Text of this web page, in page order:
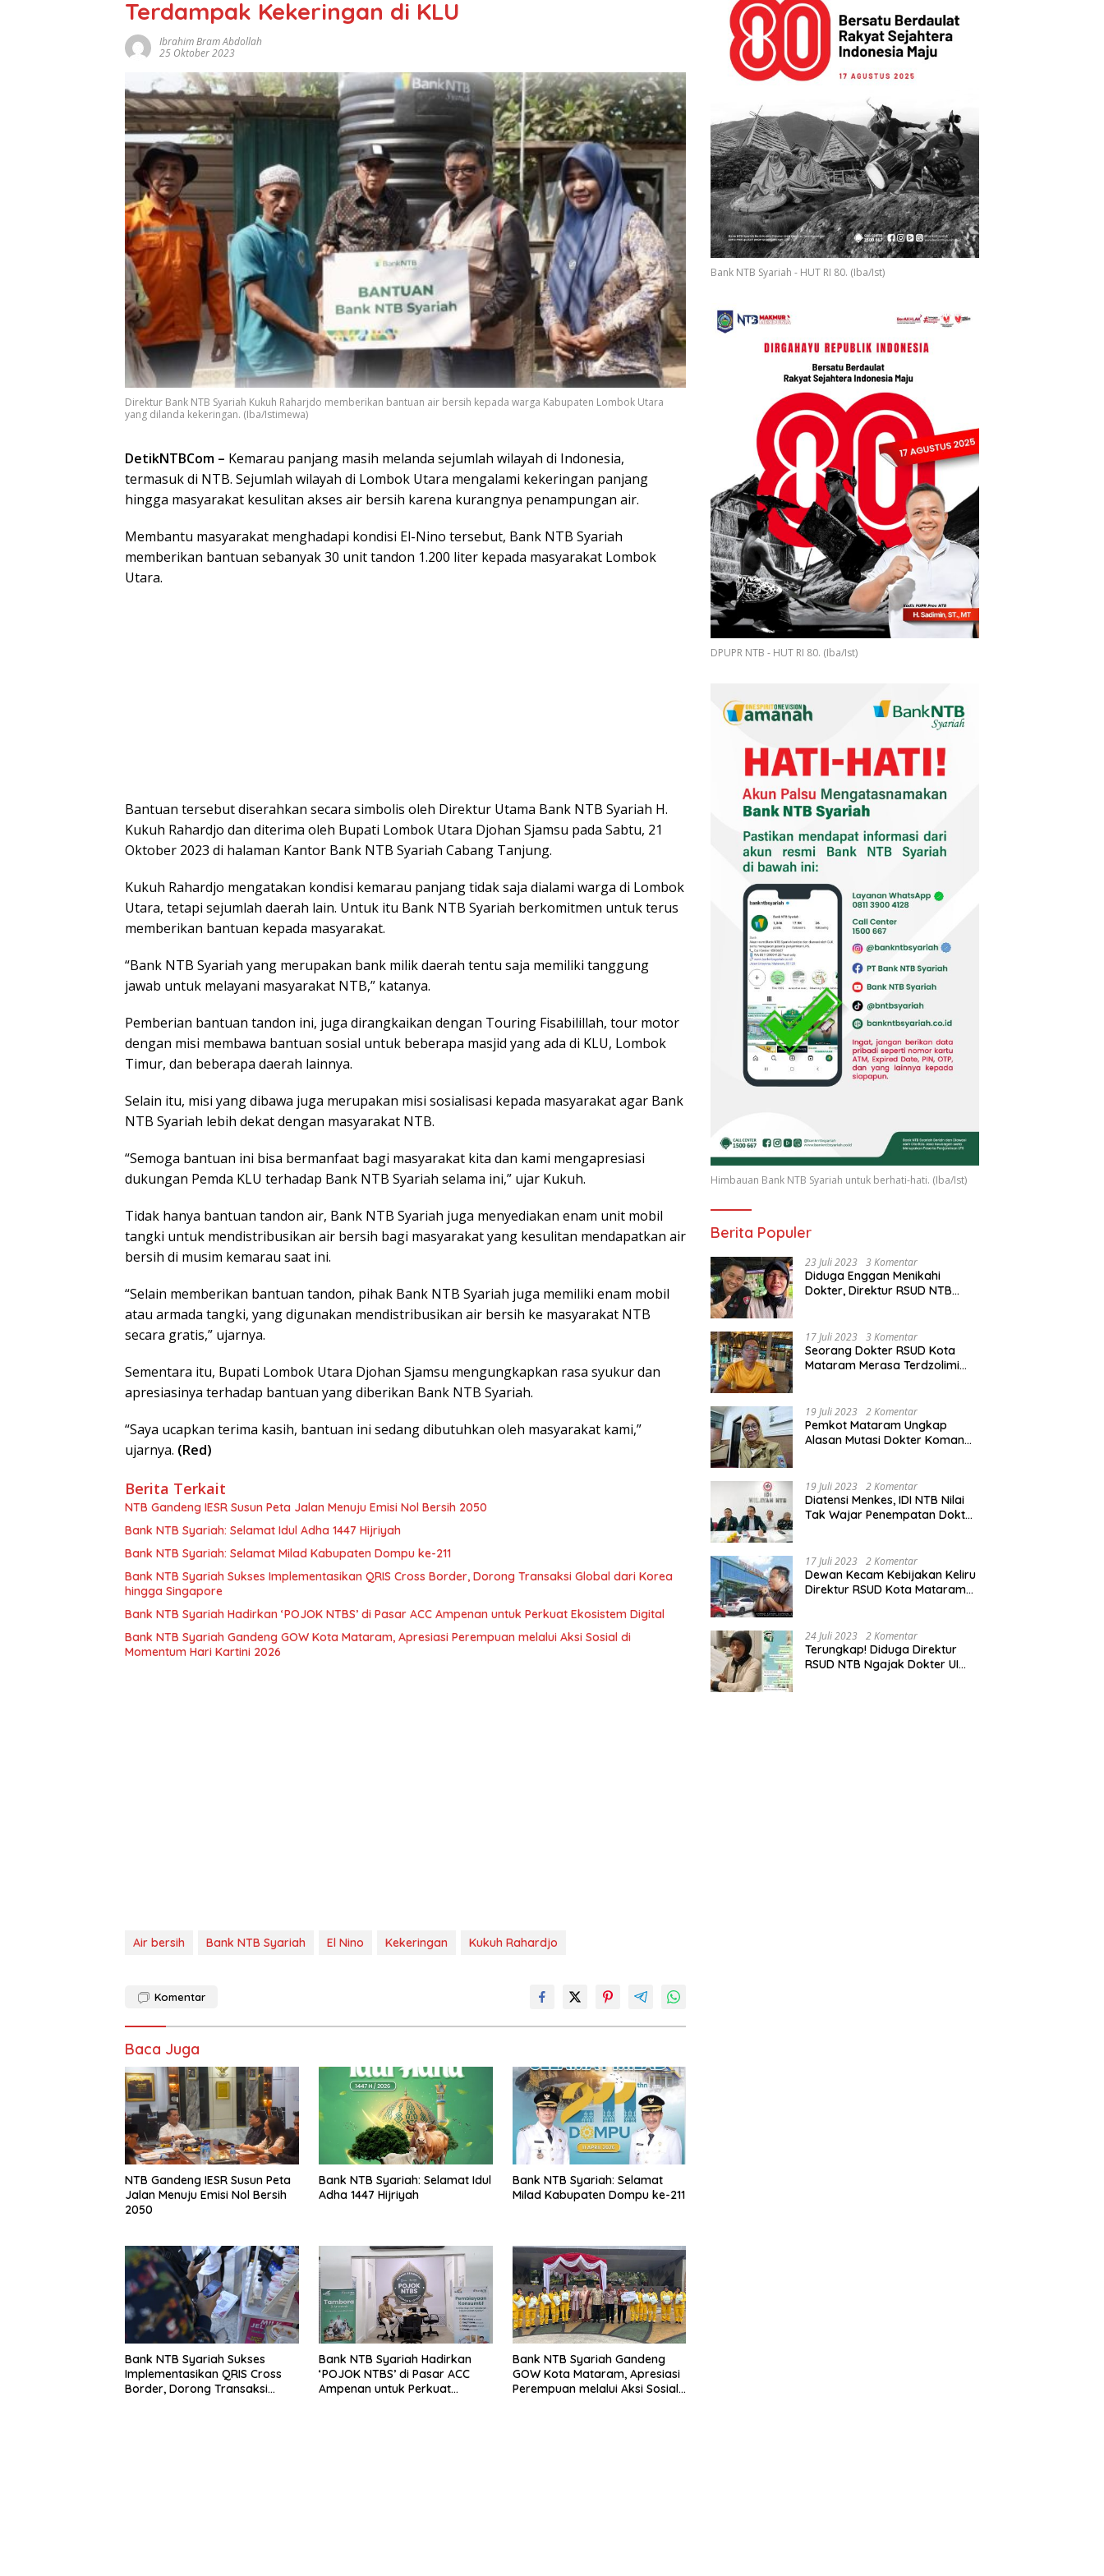
Terdampak Kekeringan di KLU
Ibrahim Bram Abdollah
25 Oktober 2023
Direktur Bank NTB Syariah Kukuh Raharjdo memberikan bantuan air bersih kepada warga Kabupaten Lombok Utara
yang dilanda kekeringan. (Iba/Istimewa)
DetikNTBCom – Kemarau panjang masih melanda sejumlah wilayah di Indonesia,
termasuk di NTB. Sejumlah wilayah di Lombok Utara mengalami kekeringan panjang
hingga masyarakat kesulitan akses air bersih karena kurangnya penampungan air.
Membantu masyarakat menghadapi kondisi El-Nino tersebut, Bank NTB Syariah
memberikan bantuan sebanyak 30 unit tandon 1.200 liter kepada masyarakat Lombok
Utara.
Bantuan tersebut diserahkan secara simbolis oleh Direktur Utama Bank NTB Syariah H.
Kukuh Rahardjo dan diterima oleh Bupati Lombok Utara Djohan Sjamsu pada Sabtu, 21
Oktober 2023 di halaman Kantor Bank NTB Syariah Cabang Tanjung.
Kukuh Rahardjo mengatakan kondisi kemarau panjang tidak saja dialami warga di Lombok
Utara, tetapi sejumlah daerah lain. Untuk itu Bank NTB Syariah berkomitmen untuk terus
memberikan bantuan kepada masyarakat.
“Bank NTB Syariah yang merupakan bank milik daerah tentu saja memiliki tanggung
jawab untuk melayani masyarakat NTB,” katanya.
Pemberian bantuan tandon ini, juga dirangkaikan dengan Touring Fisabilillah, tour motor
dengan misi membawa bantuan sosial untuk beberapa masjid yang ada di KLU, Lombok
Timur, dan beberapa daerah lainnya.
Selain itu, misi yang dibawa juga merupakan misi sosialisasi kepada masyarakat agar Bank
NTB Syariah lebih dekat dengan masyarakat NTB.
“Semoga bantuan ini bisa bermanfaat bagi masyarakat kita dan kami mengapresiasi
dukungan Pemda KLU terhadap Bank NTB Syariah selama ini,” ujar Kukuh.
Tidak hanya bantuan tandon air, Bank NTB Syariah juga menyediakan enam unit mobil
tangki untuk mendistribusikan air bersih bagi masyarakat yang kesulitan mendapatkan air
bersih di musim kemarau saat ini.
“Selain memberikan bantuan tandon, pihak Bank NTB Syariah juga memiliki enam mobil
atau armada tangki, yang digunakan mendistribusikan air bersih ke masyarakat NTB
secara gratis,” ujarnya.
Sementara itu, Bupati Lombok Utara Djohan Sjamsu mengungkapkan rasa syukur dan
apresiasinya terhadap bantuan yang diberikan Bank NTB Syariah.
“Saya ucapkan terima kasih, bantuan ini sedang dibutuhkan oleh masyarakat kami,”
ujarnya. (Red)
Berita Terkait
NTB Gandeng IESR Susun Peta Jalan Menuju Emisi Nol Bersih 2050
Bank NTB Syariah: Selamat Idul Adha 1447 Hijriyah
Bank NTB Syariah: Selamat Milad Kabupaten Dompu ke-211
Bank NTB Syariah Sukses Implementasikan QRIS Cross Border, Dorong Transaksi Global dari Korea
hingga Singapore
Bank NTB Syariah Hadirkan ‘POJOK NTBS’ di Pasar ACC Ampenan untuk Perkuat Ekosistem Digital
Bank NTB Syariah Gandeng GOW Kota Mataram, Apresiasi Perempuan melalui Aksi Sosial di
Momentum Hari Kartini 2026
Air bersih Bank NTB Syariah El Nino Kekeringan Kukuh Rahardjo
Komentar
Baca Juga
NTB Gandeng IESR Susun Peta
Jalan Menuju Emisi Nol Bersih
2050
Bank NTB Syariah: Selamat Idul
Adha 1447 Hijriyah
Bank NTB Syariah: Selamat
Milad Kabupaten Dompu ke-211
Bank NTB Syariah Sukses
Implementasikan QRIS Cross
Border, Dorong Transaksi
Bank NTB Syariah Hadirkan
‘POJOK NTBS’ di Pasar ACC
Ampenan untuk Perkuat
Bank NTB Syariah Gandeng
GOW Kota Mataram, Apresiasi
Perempuan melalui Aksi Sosial
Bank NTB Syariah - HUT RI 80. (Iba/Ist)
DPUPR NTB - HUT RI 80. (Iba/Ist)
Himbauan Bank NTB Syariah untuk berhati-hati. (Iba/Ist)
Berita Populer
23 Juli 2023 3 Komentar
Diduga Enggan Menikahi
Dokter, Direktur RSUD NTB
17 Juli 2023 3 Komentar
Seorang Dokter RSUD Kota
Mataram Merasa Terdzolimi
19 Juli 2023 2 Komentar
Pemkot Mataram Ungkap
Alasan Mutasi Dokter Komang
19 Juli 2023 2 Komentar
Diatensi Menkes, IDI NTB Nilai
Tak Wajar Penempatan Dokter
17 Juli 2023 2 Komentar
Dewan Kecam Kebijakan Keliru
Direktur RSUD Kota Mataram
24 Juli 2023 2 Komentar
Terungkap! Diduga Direktur
RSUD NTB Ngajak Dokter UI